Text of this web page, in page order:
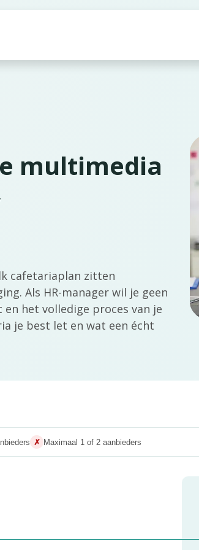
multimedia
cafetariaplan zitten
Als HR-manager wil je geen
het volledige proces van je
je best let en wat een écht
✗ Maximaal 1 of 2 aanbieders